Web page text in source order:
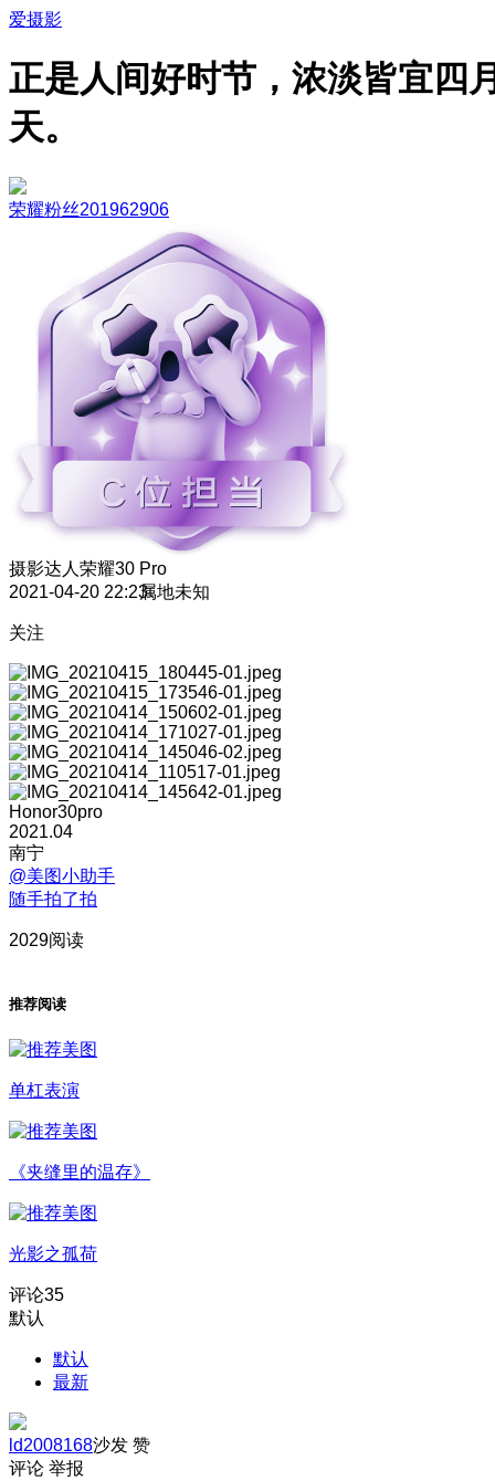
爱摄影
正是人间好时节，浓淡皆宜四
天。
荣耀粉丝201962906
摄影达人 荣耀30 Pro
2021-04-20 22:23属地未知
关注
Honor30pro
2021.04
南宁
@美图小助手
随手拍了拍
2029阅读
推荐阅读
单杠表演
《夹缝里的温存》
光影之孤荷
评论35
默认
默认
最新
ld2008168沙发 赞
评论 举报